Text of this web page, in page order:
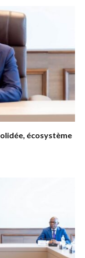
écosystème